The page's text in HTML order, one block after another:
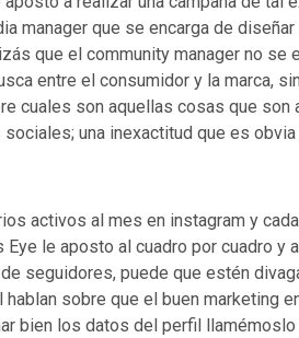
manager que se encarga de
que el community manager no se
entre el consumidor y la marca,
cuales son aquellas cosas que son
una inexactitud que es obvia
activos al mes en instagram y
le aposto al cuadro por cuadro y
seguidores, puede que estén
sobre que el buen marketing
bien los datos del perfil llamémoslo